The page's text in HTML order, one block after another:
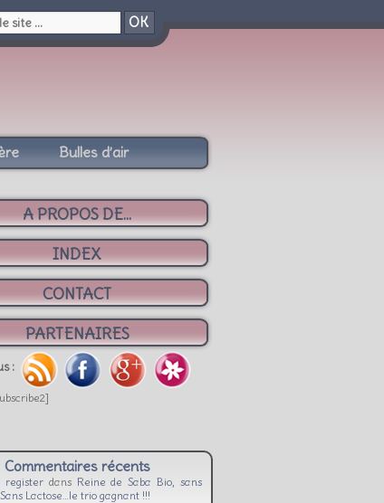
OK
Bulles d’air
A PROPOS DE...
INDEX
CONTACT
PARTENAIRES
:
Commentaires récents
registerdans Reine de Saba Bio, sans
Lactose…le trio gagnant !!!